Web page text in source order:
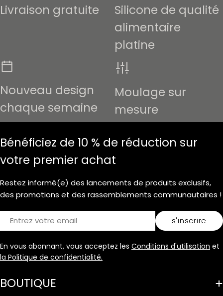
Livraison gratuite
Silicone de qualité
alimentaire
platine
Nouveau design
chaque semaine
Moulage sur
mesure
BOUTIQUE
Bénéficiez de 10 % de réduction sur
votre premier achat
Restez informé(e) des lancements de produits exclusifs,
des promotions et des rassemblements communautaires !
mail
s'inscrire
En vous abonnant, vous acceptez les Conditions d'utilisation et
la Politique de confidentialité.